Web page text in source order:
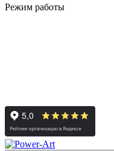
Режим работы